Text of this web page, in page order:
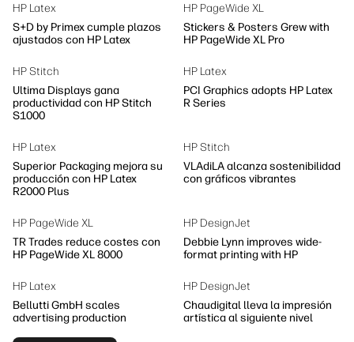
HP Latex
S+D by Primex cumple plazos
ajustados con HP Latex
HP PageWide XL
Stickers & Posters Grew with
HP PageWide XL Pro
HP Stitch
Ultima Displays gana
productividad con HP Stitch
S1000
HP Latex
PCI Graphics adopts HP Latex
R Series
HP Latex
Superior Packaging mejora su
producción con HP Latex
R2000 Plus
HP Stitch
VLAdiLA alcanza sostenibilidad
con gráficos vibrantes
HP PageWide XL
TR Trades reduce costes con
HP PageWide XL 8000
HP DesignJet
Debbie Lynn improves wide-
format printing with HP
HP Latex
Bellutti GmbH scales
advertising production
HP DesignJet
Chaudigital lleva la impresión
artística al siguiente nivel